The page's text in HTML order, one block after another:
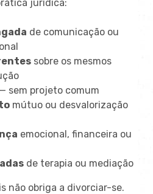
jurídica:
de comunicação ou
sobre os mesmos
— sem projeto comum
mútuo ou desvalorização
emocional, financeira ou
de terapia ou mediação
não obriga a divorciar-se.